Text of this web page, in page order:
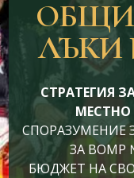
ЛЪКИ
СТРАТЕГИЯ
МЕСТНО
СПОРАЗУМЕНИЕ
ЗА ВОМР
БЮДЖЕТ НА